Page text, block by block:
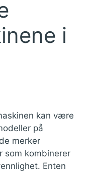
i
kan være
på
merker
som kombinerer
Enten